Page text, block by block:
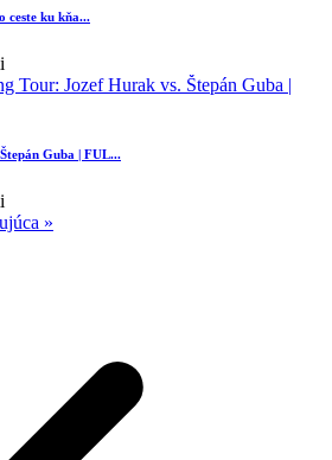
ceste ku kňa...
Guba | FUL...
»